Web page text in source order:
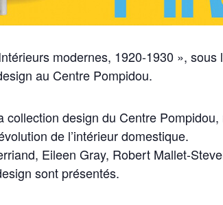
modernes, 1920-1930 »,
au Centre Pompidou.
design du Centre
de l’intérieur domestique.
Eileen Gray, Robert Mallet-
sont présentés.